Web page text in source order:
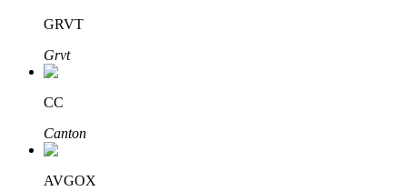
Investasi Otomatis
GRVT
Grvt
CC
Canton
AVGOX